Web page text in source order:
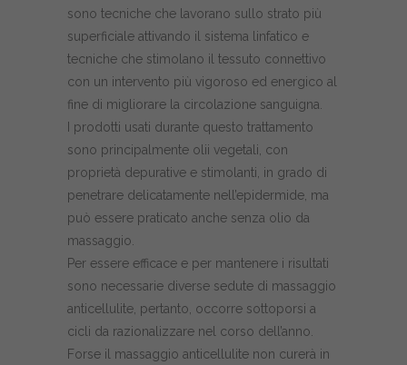
sono tecniche che lavorano sullo strato più
superficiale attivando il sistema linfatico e
tecniche che stimolano il tessuto connettivo
con un intervento più vigoroso ed energico al
fine di migliorare la circolazione sanguigna.
I prodotti usati durante questo trattamento
sono principalmente olii vegetali, con
proprietà depurative e stimolanti, in grado di
penetrare delicatamente nell’epidermide, ma
può essere praticato anche senza olio da
massaggio.
Per essere efficace e per mantenere i risultati
sono necessarie diverse sedute di massaggio
anticellulite, pertanto, occorre sottoporsi a
cicli da razionalizzare nel corso dell’anno.
Forse il massaggio anticellulite non curerà in